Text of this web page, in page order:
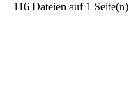
116 Dateien auf 1 Seite(n)